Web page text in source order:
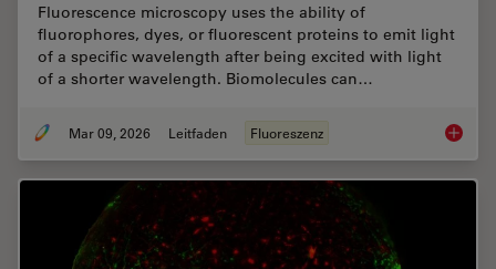
Fluorescence microscopy uses the ability of
fluorophores, dyes, or fluorescent proteins to emit light
of a specific wavelength after being excited with light
of a shorter wavelength. Biomolecules can…
Mar 09, 2026 Leitfaden Fluoreszenz A